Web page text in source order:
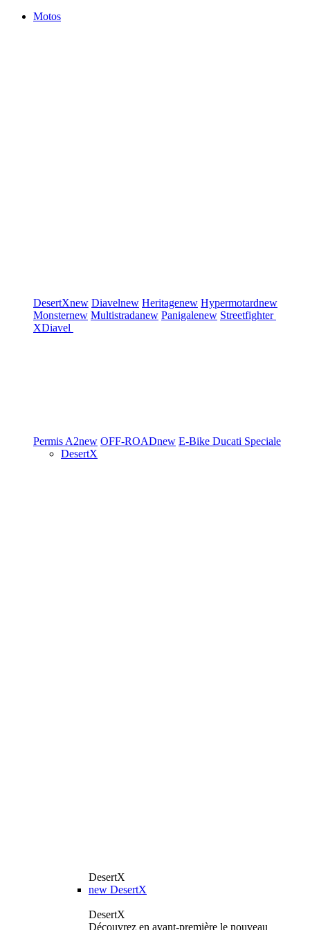
Motos
DesertXnew Diavelnew Heritagenew Hypermotardnew
Monsternew Multistradanew Panigalenew Streetfighter
XDiavel
Permis A2new OFF-ROADnew E-Bike Ducati Speciale
DesertX
DesertX
new DesertX
DesertX
Découvrez en avant-première le nouveau